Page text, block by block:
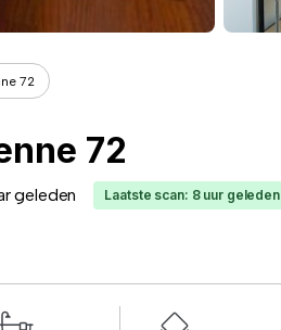
72
72
geleden Laatste scan: 8 uur geleden